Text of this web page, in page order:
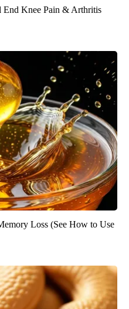
End Knee Pain & Arthritis
Loss (See How to Use